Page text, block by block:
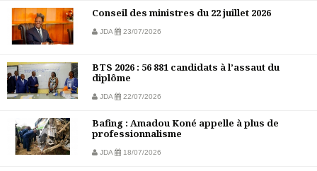
Conseil des ministres du 22 juillet 2026
JDA 23/07/2026
BTS 2026 : 56 881 candidats à l’assaut du
diplôme
JDA 22/07/2026
Bafing : Amadou Koné appelle à plus de
professionnalisme
JDA 18/07/2026